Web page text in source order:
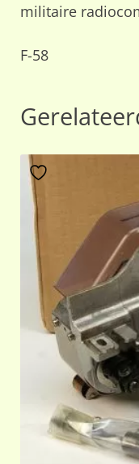
militaire
F-58